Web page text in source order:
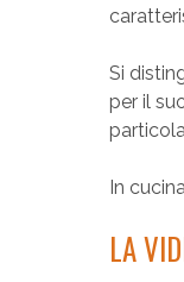
Si
per il
In
LA